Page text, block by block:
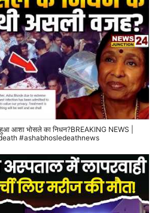
आशा भोसले का निधन?BREAKING NEWS |
#ashabhosledeathnews